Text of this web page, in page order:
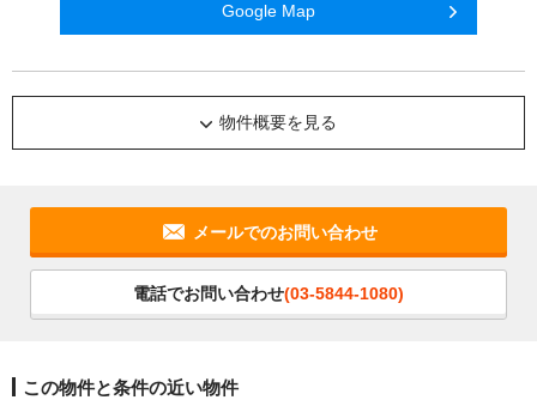
Google Map
物件概要を見る
メールでのお問い合わせ
電話でお問い合わせ(03-5844-1080)
この物件と条件の近い物件